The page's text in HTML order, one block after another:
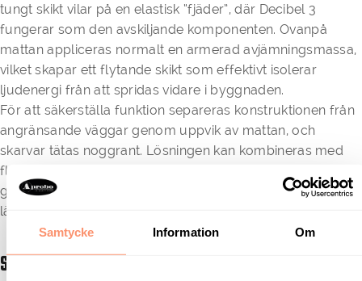
Samtycke Information Om
tungt skikt vilar på en elastisk “fjäder”, där Decibel 3
fungerar som den avskiljande komponenten. Ovanpå
mattan appliceras normalt en armerad avjämningsmassa,
vilket skapar ett flytande skikt som effektivt isolerar
ljudenergi från att spridas vidare i byggnaden.
För att säkerställa funktion separeras konstruktionen från
angränsande väggar genom uppvik av mattan, och
skarvar tätas noggrant. Lösningen kan kombineras med
flera typer av material ovanpå, såsom cement- eller
gipsbaserad avjämning samt olika typer av betong eller
lättviktsmaterial.
Stegljudsreduktion i praktiken